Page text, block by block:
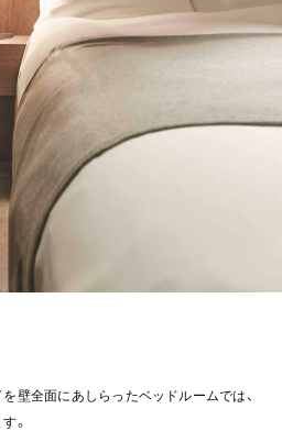
壁全面にあしらったベッドルームでは、
。